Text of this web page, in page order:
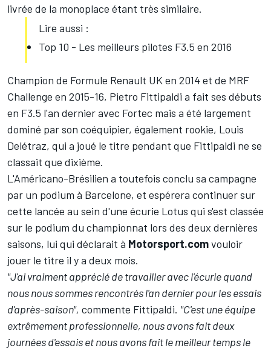
livrée de la monoplace étant très similaire.
Lire aussi :
Top 10 - Les meilleurs pilotes F3.5 en 2016
Champion de Formule Renault UK en 2014 et de MRF
Challenge en 2015-16, Pietro Fittipaldi a fait ses débuts
en F3.5 l'an dernier avec Fortec mais a été largement
dominé par son coéquipier, également rookie, Louis
Delétraz, qui a joué le titre pendant que Fittipaldi ne se
classait que dixième.
L'Américano-Brésilien a toutefois conclu sa campagne
par un podium à Barcelone, et espérera continuer sur
cette lancée au sein d'une écurie Lotus qui s'est classée
sur le podium du championnat lors des deux dernières
saisons, lui qui déclarait à Motorsport.comvouloir
jouer le titre il y a deux mois.
"J'ai vraiment apprécié de travailler avec l'écurie quand
nous nous sommes rencontrés l'an dernier pour les essais
d'après-saison", commente Fittipaldi. "C'est une équipe
extrêmement professionnelle, nous avons fait deux
journées d'essais et nous avons fait le meilleur temps le